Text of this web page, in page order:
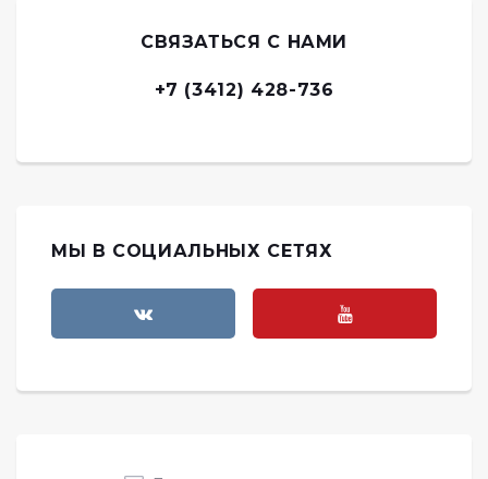
СВЯЗАТЬСЯ С НАМИ
+7 (3412) 428-736
МЫ В СОЦИАЛЬНЫХ СЕТЯХ